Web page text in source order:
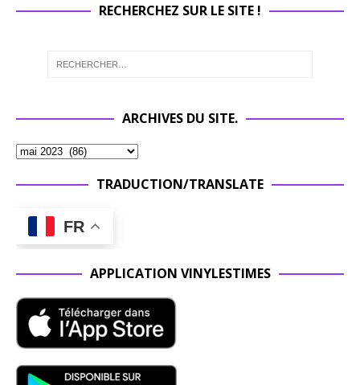
RECHERCHEZ SUR LE SITE !
ARCHIVES DU SITE.
TRADUCTION/TRANSLATE
FR
APPLICATION VINYLESTIMES